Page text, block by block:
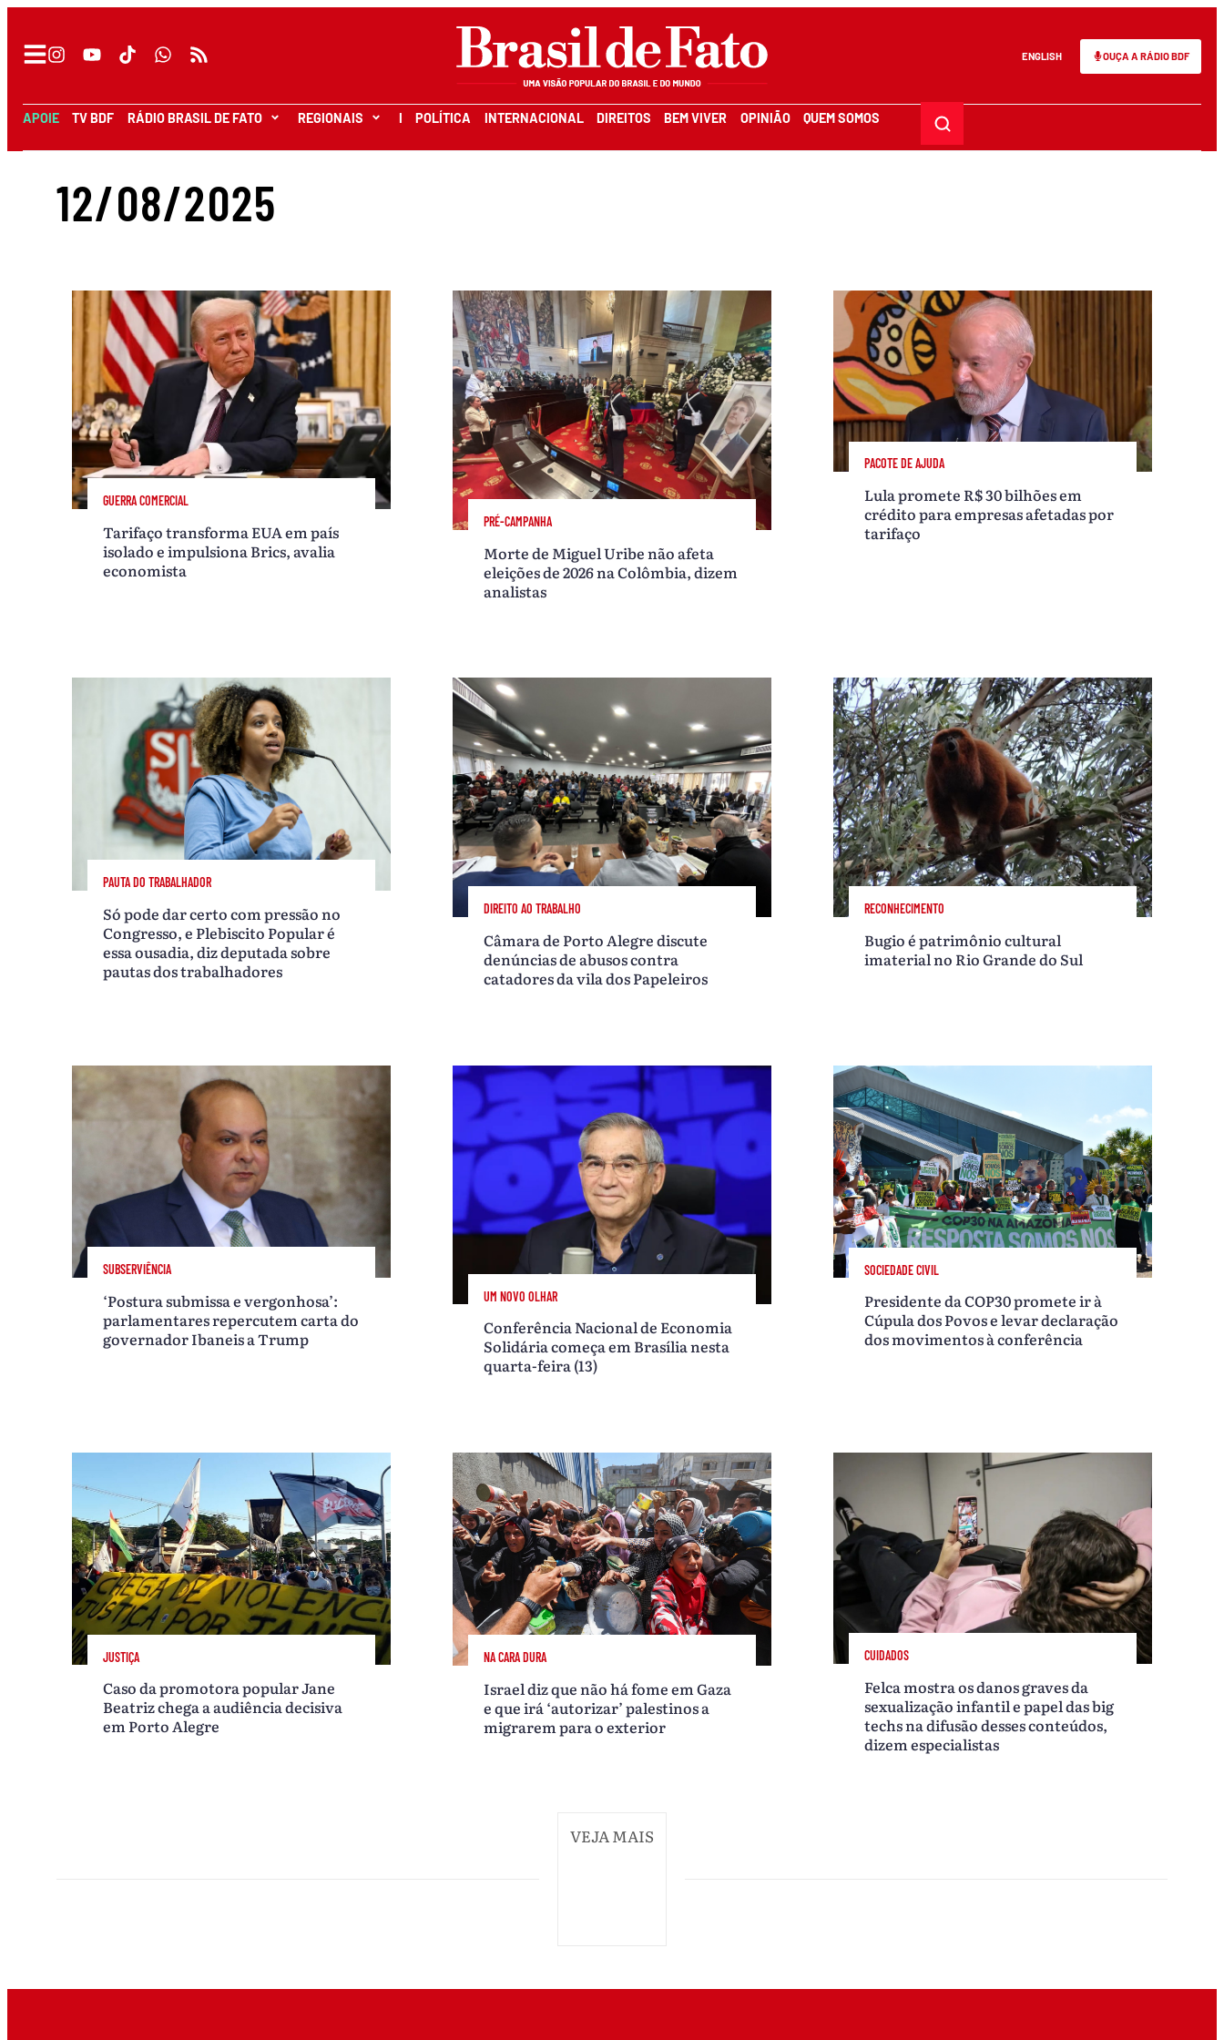
ENGLISH OUÇA A RÁDIO BDF
APOIE TV BDF RÁDIO BRASIL DE FATO REGIONAIS I POLÍTICA INTERNACIONAL DIREITOS BEM VIVER OPINIÃO QUEM SOMOS
12/08/2025
GUERRA COMERCIAL
Tarifaço transforma EUA em país
isolado e impulsiona Brics, avalia
economista
PRÉ-CAMPANHA
Morte de Miguel Uribe não afeta
eleições de 2026 na Colômbia, dizem
analistas
PACOTE DE AJUDA
Lula promete R$ 30 bilhões em
crédito para empresas afetadas por
tarifaço
PAUTA DO TRABALHADOR
Só pode dar certo com pressão no
Congresso, e Plebiscito Popular é
essa ousadia, diz deputada sobre
pautas dos trabalhadores
DIREITO AO TRABALHO
Câmara de Porto Alegre discute
denúncias de abusos contra
catadores da vila dos Papeleiros
RECONHECIMENTO
Bugio é patrimônio cultural
imaterial no Rio Grande do Sul
SUBSERVIÊNCIA
‘Postura submissa e vergonhosa’:
parlamentares repercutem carta do
governador Ibaneis a Trump
UM NOVO OLHAR
Conferência Nacional de Economia
Solidária começa em Brasília nesta
quarta-feira (13)
SOCIEDADE CIVIL
Presidente da COP30 promete ir à
Cúpula dos Povos e levar declaração
dos movimentos à conferência
JUSTIÇA
Caso da promotora popular Jane
Beatriz chega a audiência decisiva
em Porto Alegre
NA CARA DURA
Israel diz que não há fome em Gaza
e que irá ‘autorizar’ palestinos a
migrarem para o exterior
CUIDADOS
Felca mostra os danos graves da
sexualização infantil e papel das big
techs na difusão desses conteúdos,
dizem especialistas
VEJA MAIS